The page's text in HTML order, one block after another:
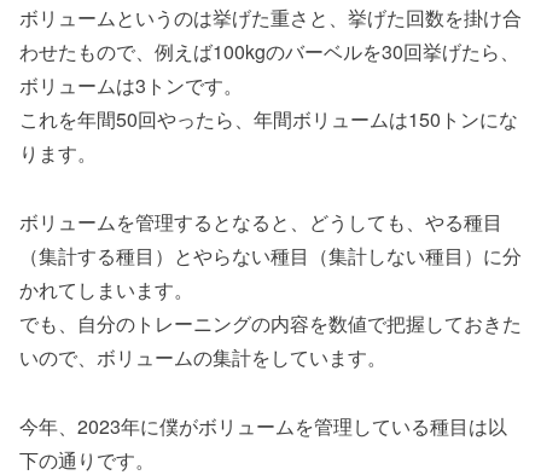
ボリュームというのは挙げた重さと、挙げた回数を掛け合
わせたもので、例えば100kgのバーベルを30回挙げたら、
ボリュームは3トンです。
これを年間50回やったら、年間ボリュームは150トンにな
ります。
ボリュームを管理するとなると、どうしても、やる種目
（集計する種目）とやらない種目（集計しない種目）に分
かれてしまいます。
でも、自分のトレーニングの内容を数値で把握しておきた
いので、ボリュームの集計をしています。
今年、2023年に僕がボリュームを管理している種目は以
下の通りです。